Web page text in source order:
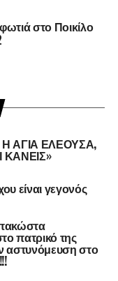
στο Ποικίλο
ΑΓΙΑ ΕΛΕΟΥΣΑ,
είναι γεγονός
πατρικό της
αστυνόμευση στο